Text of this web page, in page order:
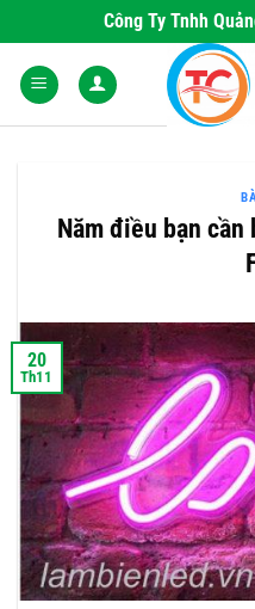
to
content
Công Ty Tnhh
Năm điều bạn cần
20
Th11